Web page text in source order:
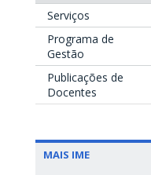
Serviços
Programa de
Gestão
Publicações de
Docentes
MAIS IME